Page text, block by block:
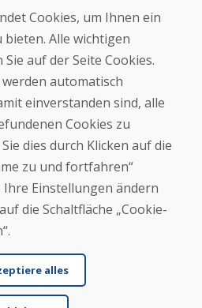
und Umtausch von Waren
Cookies, um Ihnen ein
Alle wichtigen
auf der Seite Cookies.
automatisch
einverstanden sind, alle
Cookies zu
dies durch Klicken auf die
zu und fortfahren“
Ihre Einstellungen ändern
die Schaltfläche „Cookie-
alles